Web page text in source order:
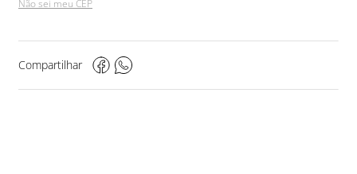
Não sei meu CEP
Compartilhar